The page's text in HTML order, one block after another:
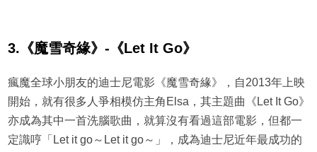
3.《魔雪奇緣》-《Let It Go》
瘋魔全球小朋友的迪士尼電影《魔雪奇緣》，自2013年上映
開始，就有很多人爭相模仿主角Elsa，其主題曲《Let It Go》
亦成為其中一首洗腦歌曲，就算沒有看過這部電影，但都一
定識哼「Let it go～Let it go～」，成為迪士尼近年最成功的